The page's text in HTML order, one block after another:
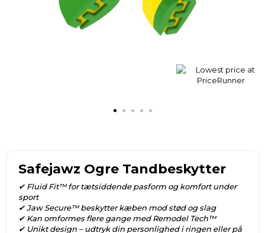
Safejawz Ogre Tandbeskytter
✔ Fluid Fit™ for tætsiddende pasform og komfort under
sport
✔ Jaw Secure™ beskytter kæben mod stød og slag
✔ Kan omformes flere gange med Remodel Tech™
✔ Unikt design – udtryk din personlighed i ringen eller på